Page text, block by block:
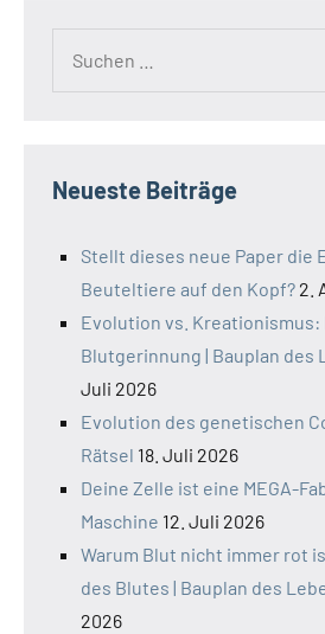
Neueste Beiträge
Stellt dieses neue Paper die
Beuteltiere auf den Kopf? 2.
Evolution vs. Kreationismus:
Blutgerinnung | Bauplan des
Juli 2026
Evolution des genetischen
Rätsel 18. Juli 2026
Deine Zelle ist eine MEGA-
Maschine 12. Juli 2026
Warum Blut nicht immer rot
des Blutes | Bauplan des
2026